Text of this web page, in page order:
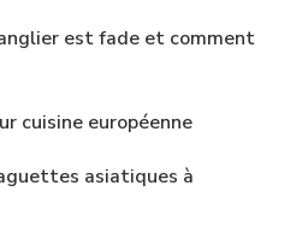
est fade et comment
cuisine européenne
asiatiques à